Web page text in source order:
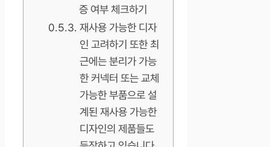
증 여부 체크하기
재사용 가능한 디자
인 고려하기 또한 최
근에는 분리가 가능
한 커넥터 또는 교체
가능한 부품으로 설
계된 재사용 가능한
디자인의 제품들도